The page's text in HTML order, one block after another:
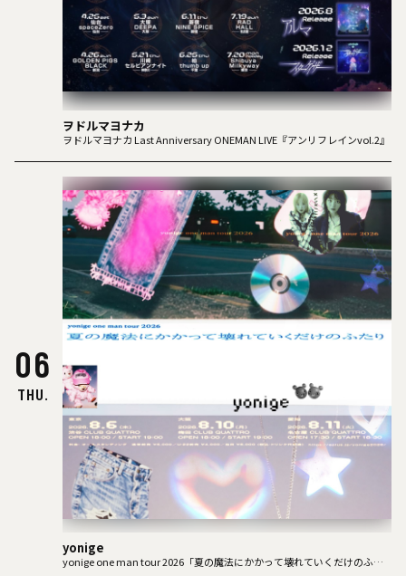
ヲドルマヨナカ
ヲドルマヨナカ Last Anniversary ONEMAN LIVE『アンリフレインvol.2』
06
THU.
yonige
yonige one man tour 2026「夏の魔法にかかって壊れていくだけのふた